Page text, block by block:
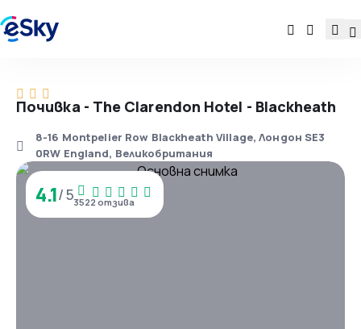
Почивка - The Clarendon Hotel - Blackheath
8-16 Montpelier Row Blackheath Village, Лондон SE3
0RW England, Великобритания
4.1/ 53522 отзива